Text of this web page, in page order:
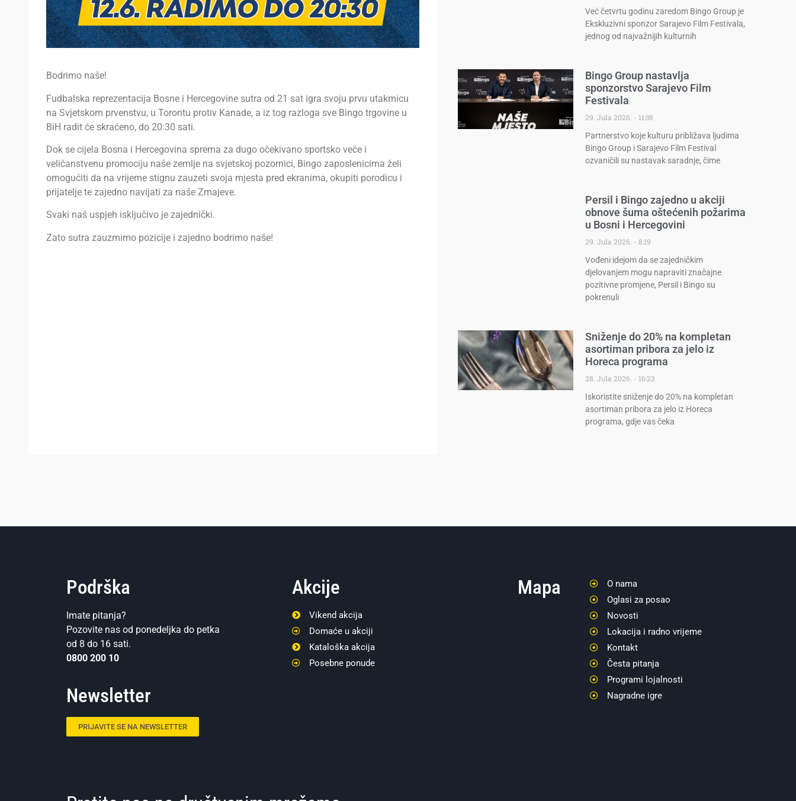
Bodrimo naše!
Fudbalska reprezentacija Bosne i Hercegovine sutra od 21 sat igra svoju prvu utakmicu
na Svjetskom prvenstvu, u Torontu protiv Kanade, a iz tog razloga sve Bingo trgovine u
BiH radit će skraćeno, do 20:30 sati.
Dok se cijela Bosna i Hercegovina sprema za dugo očekivano sportsko veče i
veličanstvenu promociju naše zemlje na svjetskoj pozornici, Bingo zaposlenicima želi
omogućiti da na vrijeme stignu zauzeti svoja mjesta pred ekranima, okupiti porodicu i
prijatelje te zajedno navijati za naše Zmajeve.
Svaki naš uspjeh isključivo je zajednički.
Zato sutra zauzmimo pozicije i zajedno bodrimo naše!
Već četvrtu godinu zaredom Bingo Group je
Ekskluzivni sponzor Sarajevo Film Festivala,
jednog od najvažnijih kulturnih
Bingo Group nastavlja
sponzorstvo Sarajevo Film
Festivala
29. Jula 2026.
11:38
Partnerstvo koje kulturu približava ljudima
Bingo Group i Sarajevo Film Festival
ozvaničili su nastavak saradnje, čime
Persil i Bingo zajedno u akciji
obnove šuma oštećenih požarima
u Bosni i Hercegovini
29. Jula 2026.
8:19
Vođeni idejom da se zajedničkim
djelovanjem mogu napraviti značajne
pozitivne promjene, Persil i Bingo su
pokrenuli
Sniženje do 20% na kompletan
asortiman pribora za jelo iz
Horeca programa
28. Jula 2026.
16:23
Iskoristite sniženje do 20% na kompletan
asortiman pribora za jelo iz Horeca
programa, gdje vas čeka
Podrška
Imate pitanja?
Pozovite nas od ponedeljka do petka
od 8 do 16 sati.
0800 200 10
Newsletter
PRIJAVITE SE NA NEWSLETTER
Akcije
Vikend akcija
Domaće u akciji
Kataloška akcija
Posebne ponude
Mapa
O nama
Oglasi za posao
Novosti
Lokacija i radno vrijeme
Kontakt
Česta pitanja
Programi lojalnosti
Nagradne igre